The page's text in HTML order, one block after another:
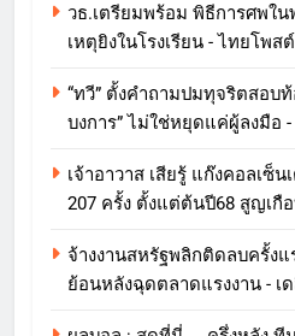
วธ.เตรียมพร้อม พิธีการศพใน
เหตุยิงในโรงเรียน - ไทยโพสต์
“ทวี” ตั้งคำถามปมทุจริตสอบ
บงการ” ไม่ใช่หยุดแค่ผู้ลงมือ
เจ้าอาวาส เสียรู้ แก๊งคอลเซ็
207 ครั้ง ตั้งแต่ต้นปี68 สูญเกื
จ้างงานสหรัฐพลิกติดลบครั้ง
ย้อนหลังฉุดตลาดแรงงาน - เ